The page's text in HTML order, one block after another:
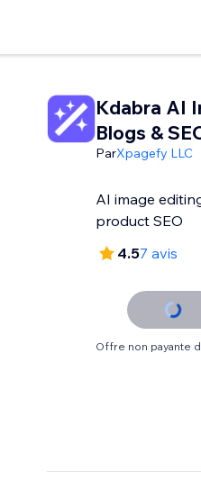
Kdabra AI
Blogs &
ParXpagefy LLC
AI image
product SEO
4.57 avis
Offre non payante